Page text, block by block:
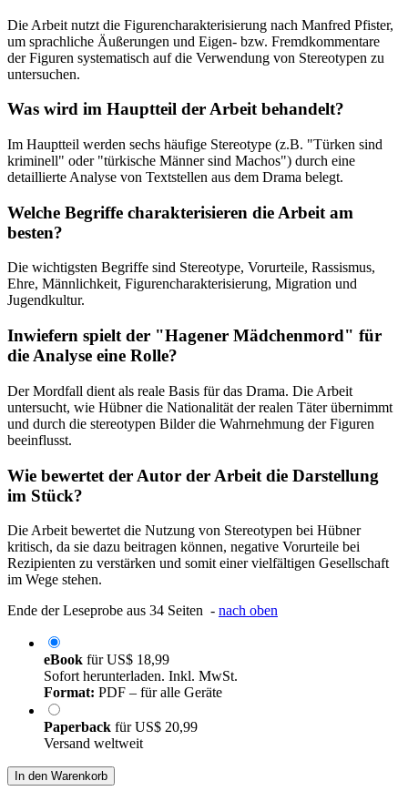
Die Arbeit nutzt die Figurencharakterisierung nach Manfred Pfister,
um sprachliche Äußerungen und Eigen- bzw. Fremdkommentare
der Figuren systematisch auf die Verwendung von Stereotypen zu
untersuchen.
Was wird im Hauptteil der Arbeit behandelt?
Im Hauptteil werden sechs häufige Stereotype (z.B. "Türken sind
kriminell" oder "türkische Männer sind Machos") durch eine
detaillierte Analyse von Textstellen aus dem Drama belegt.
Welche Begriffe charakterisieren die Arbeit am
besten?
Die wichtigsten Begriffe sind Stereotype, Vorurteile, Rassismus,
Ehre, Männlichkeit, Figurencharakterisierung, Migration und
Jugendkultur.
Inwiefern spielt der "Hagener Mädchenmord" für
die Analyse eine Rolle?
Der Mordfall dient als reale Basis für das Drama. Die Arbeit
untersucht, wie Hübner die Nationalität der realen Täter übernimmt
und durch die stereotypen Bilder die Wahrnehmung der Figuren
beeinflusst.
Wie bewertet der Autor der Arbeit die Darstellung
im Stück?
Die Arbeit bewertet die Nutzung von Stereotypen bei Hübner
kritisch, da sie dazu beitragen können, negative Vorurteile bei
Rezipienten zu verstärken und somit einer vielfältigen Gesellschaft
im Wege stehen.
Ende der Leseprobe aus 34 Seiten - nach oben
eBook fürUS$ 18,99
Sofort herunterladen. Inkl. MwSt.
Format: PDF – für alle Geräte
Paperback fürUS$ 20,99
Versand weltweit
In den Warenkorb